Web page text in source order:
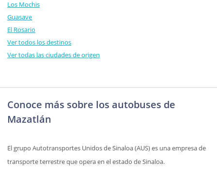
Los Mochis
Guasave
El Rosario
Ver todos los destinos
Ver todas las ciudades de origen
Conoce más sobre los autobuses de
Mazatlán
El grupo Autotransportes Unidos de Sinaloa (AUS) es una empresa de
transporte terrestre que opera en el estado de Sinaloa.